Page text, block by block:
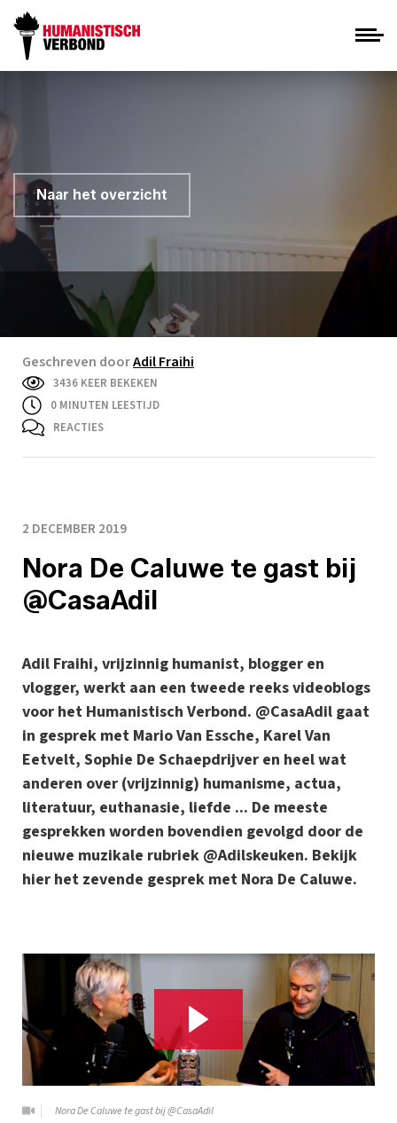
Naar het overzicht
Geschreven doorAdil Fraihi
3436 KEER BEKEKEN
0 MINUTEN LEESTIJD
REACTIES
2 DECEMBER 2019
Nora De Caluwe te gast bij
@CasaAdil
Adil Fraihi, vrijzinnig humanist, blogger en
vlogger, werkt aan een tweede reeks videoblogs
voor het Humanistisch Verbond. @CasaAdil gaat
in gesprek met Mario Van Essche, Karel Van
Eetvelt, Sophie De Schaepdrijver en heel wat
anderen over (vrijzinnig) humanisme, actua,
literatuur, euthanasie, liefde ... De meeste
gesprekken worden bovendien gevolgd door de
nieuwe muzikale rubriek @Adilskeuken. Bekijk
hier het zevende gesprek met Nora De Caluwe.
Nora De Caluwe te gast bij @CasaAdil